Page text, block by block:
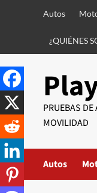
Autos
¿QUIÉNES
PRUEBAS
MOVILIDAD
Autos